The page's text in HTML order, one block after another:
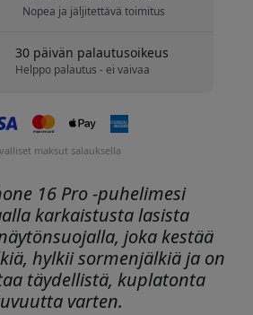
Nopea ja jäljitettävä toimitus
30 päivän palautusoikeus
Helppo palautus - ei vaivaa
maksut salauksella
16 Pro -puhelimesi
karkaistusta lasista
joka kestää
hylkii sormenjälkiä ja on
täydellistä, kuplatonta
varten.